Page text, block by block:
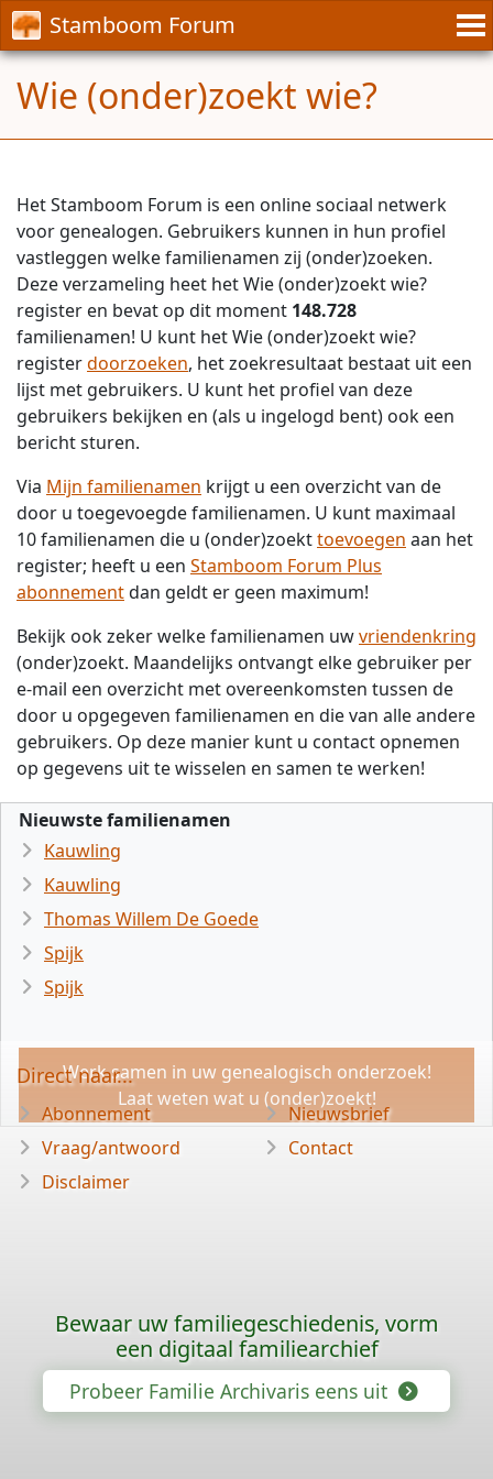
Stamboom Forum
Wie (onder)zoekt wie?
Het Stamboom Forum is een online sociaal netwerk
voor genealogen. Gebruikers kunnen in hun profiel
vastleggen welke familienamen zij (onder)zoeken.
Deze verzameling heet het Wie (onder)zoekt wie?
register en bevat op dit moment 148.728
familienamen! U kunt het Wie (onder)zoekt wie?
registerdoorzoeken, het zoekresultaat bestaat uit een
lijst met gebruikers. U kunt het profiel van deze
gebruikers bekijken en (als u ingelogd bent) ook een
bericht sturen.
Via Mijn familienamen krijgt u een overzicht van de
door u toegevoegde familienamen. U kunt maximaal
10 familienamen die u (onder)zoekttoevoegen aan het
register; heeft u een Stamboom Forum Plus
abonnementdan geldt er geen maximum!
Bekijk ook zeker welke familienamen uwvriendenkring
(onder)zoekt. Maandelijks ontvangt elke gebruiker per
e-mail een overzicht met overeenkomsten tussen de
door u opgegeven familienamen en die van alle andere
gebruikers. Op deze manier kunt u contact opnemen
op gegevens uit te wisselen en samen te werken!
Nieuwste familienamen
Kauwling
Kauwling
Thomas Willem De Goede
Spijk
Spijk
Werk samen in uw genealogisch onderzoek!
Laat weten wat u (onder)zoekt!
Direct naar...
Abonnement
Vraag/antwoord
Disclaimer
Nieuwsbrief
Contact
Bewaar uw familiegeschiedenis, vorm
een digitaal familiearchief
Probeer Familie Archivaris eens uit